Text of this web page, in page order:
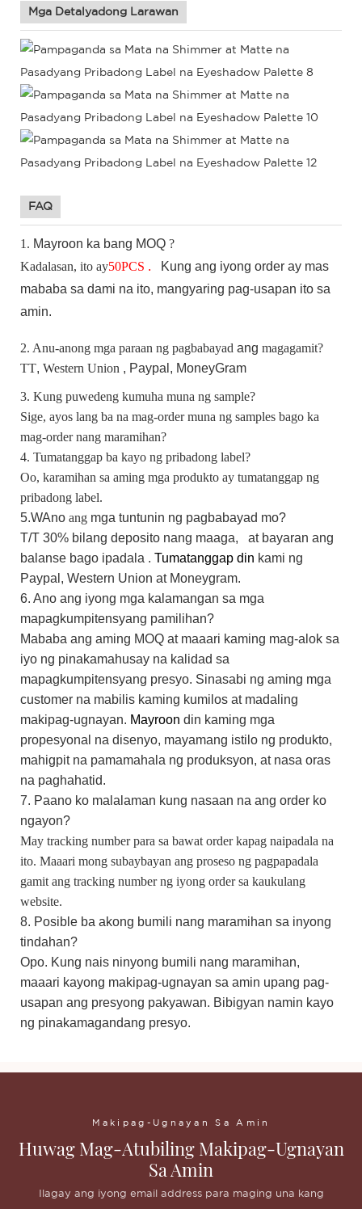
Mga Detalyadong Larawan
FAQ
1. Mayroon ka bang MOQ ?
Kadalasan, ito ay50PCS . Kung ang iyong order ay mas
mababa sa dami na ito, mangyaring pag-usapan ito sa
amin.
2. Anu-anong mga paraan ng pagbabayad ang magagamit?
TT, Western Union , Paypal, MoneyGram
3. Kung puwedeng kumuha muna ng sample?
Sige, ayos lang ba na mag-order muna ng samples bago ka
mag-order nang maramihan?
4. Tumatanggap ba kayo ng pribadong label?
Oo, karamihan sa aming mga produkto ay tumatanggap ng
pribadong label.
5.WAno ang mga tuntunin ng pagbabayad mo?
T/T 30% bilang deposito nang maaga,
at bayaran ang
balanse bago ipadala . Tumatanggap din kami ng
Paypal, Western Union at Moneygram.
6. Ano ang iyong mga kalamangan sa mga
mapagkumpitensyang pamilihan?
Mababa ang aming MOQ at maaari kaming mag-alok sa
iyo ng pinakamahusay na kalidad sa
mapagkumpitensyang presyo. Sinasabi ng aming mga
customer na mabilis kaming kumilos at madaling
makipag-ugnayan. Mayroon din kaming mga
propesyonal na disenyo, mayamang istilo ng produkto,
mahigpit na pamamahala ng produksyon, at nasa oras
na paghahatid.
7. Paano ko malalaman kung nasaan na ang order ko
ngayon?
May tracking number para sa bawat order kapag naipadala na
ito. Maaari mong subaybayan ang proseso ng pagpapadala
gamit ang tracking number ng iyong order sa kaukulang
website.
8. Posible ba akong bumili nang maramihan sa inyong
tindahan?
Opo. Kung nais ninyong bumili nang maramihan,
maaari kayong makipag-ugnayan sa amin upang pag-
usapan ang presyong pakyawan. Bibigyan namin kayo
ng pinakamagandang presyo.
Makipag-Ugnayan Sa Amin
Huwag Mag-Atubiling Makipag-Ugnayan
Sa Amin
Ilagay ang iyong email address para maging una kang